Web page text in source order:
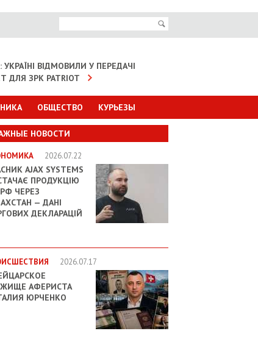
УКРАЇНІ ВІДМОВИЛИ У ПЕРЕДАЧІ
ДЛЯ ЗРК PATRIOT
ОБЩЕСТВО КУРЬЕЗЫ
НОВОСТИ
2026.07.22
AJAX SYSTEMS
ПРОДУКЦІЮ
ЧЕРЕЗ
— ДАНІ
ДЕКЛАРАЦІЙ
2026.07.17
АФЕРИСТА
ЮРЧЕНКО